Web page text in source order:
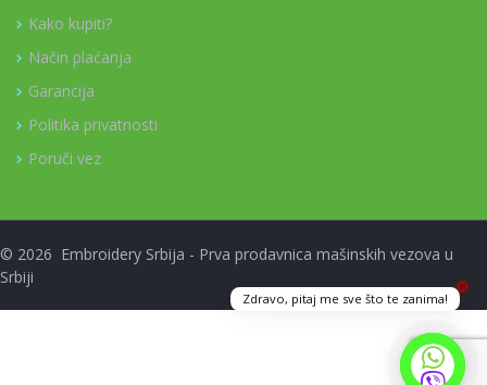
Kako kupiti?
Način plaćanja
Garancija
Politika privatnosti
Poruči vez
© 2026 Embroidery Srbija - Prva prodavnica mašinskih vezova u
Srbiji
Zdravo, pitaj me sve što te zanima!